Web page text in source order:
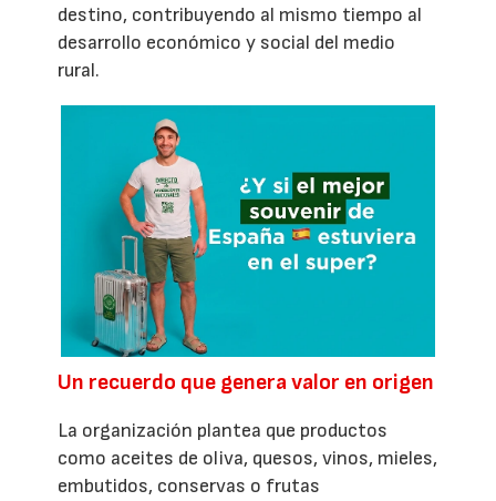
destino, contribuyendo al mismo tiempo al
desarrollo económico y social del medio
rural.
Un recuerdo que genera valor en origen
La organización plantea que productos
como aceites de oliva, quesos, vinos, mieles,
embutidos, conservas o frutas